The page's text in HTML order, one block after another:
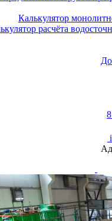
Калькулятор
расчёта